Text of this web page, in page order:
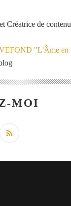
Créatrice de contenu
"L'Âme en
MOI